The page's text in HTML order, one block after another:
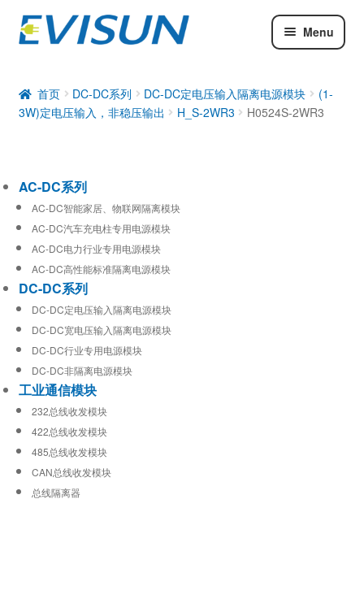
Menu
DC-DC系列
工业通信模块
首页 DC-DC系列 DC-DC定电压输入隔离电源模块
(1-
3W)定电压输入，非稳压输出
H_S-2WR3 H0524S-2WR3
AC-DC系列
AC-DC智能家居、物联网隔离模块
AC-DC汽车充电柱专用电源模块
AC-DC电力行业专用电源模块
AC-DC高性能标准隔离电源模块
DC-DC系列
DC-DC定电压输入隔离电源模块
DC-DC宽电压输入隔离电源模块
DC-DC行业专用电源模块
DC-DC非隔离电源模块
工业通信模块
232总线收发模块
422总线收发模块
485总线收发模块
CAN总线收发模块
总线隔离器